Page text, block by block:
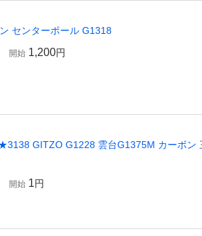
センターポール G1318
開始 1,200円
GITZO G1228 雲台G1375M カーボ
開始 1円